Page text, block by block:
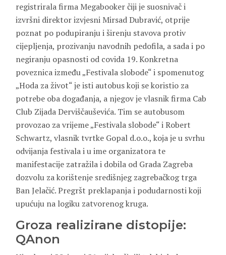
registrirala firma Megabooker čiji je suosnivač i
izvršni direktor izvjesni Mirsad Dubravić, otprije
poznat po podupiranju i širenju stavova protiv
cijepljenja, prozivanju navodnih pedofila, a sada i po
negiranju opasnosti od covida 19. Konkretna
poveznica između „Festivala slobode“ i spomenutog
„Hoda za život“ je isti autobus koji se koristio za
potrebe oba događanja, a njegov je vlasnik firma Cab
Club Zijada Derviščauševića. Tim se autobusom
provozao za vrijeme „Festivala slobode“ i Robert
Schwartz, vlasnik tvrtke Gopal d.o.o., koja je u svrhu
odvijanja festivala i u ime organizatora te
manifestacije zatražila i dobila od Grada Zagreba
dozvolu za korištenje središnjeg zagrebačkog trga
Ban Jelačić. Pregršt preklapanja i podudarnosti koji
upućuju na logiku zatvorenog kruga.
Groza realizirane distopije:
QAnon